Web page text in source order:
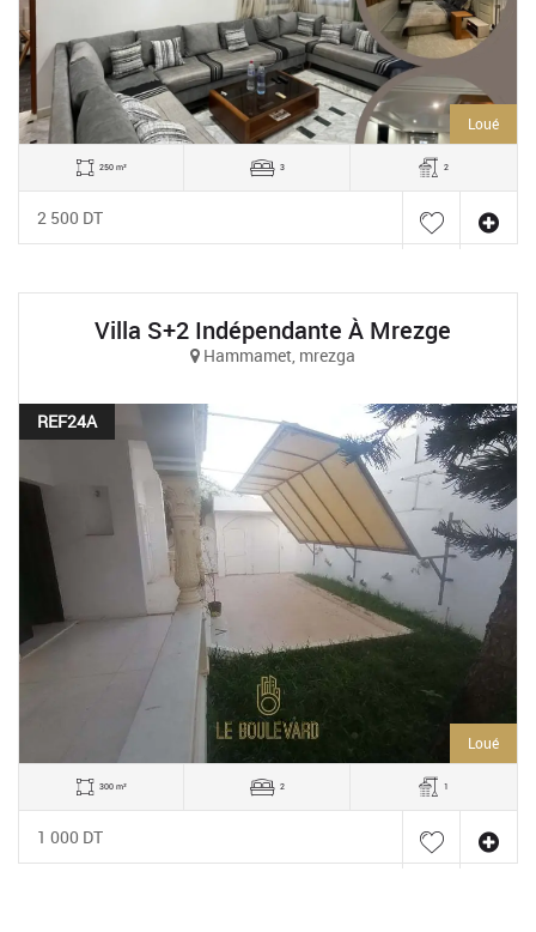
Loué
250 m² 3 2
2 500 DT
Villa S+2 Indépendante À Mrezge
Hammamet, mrezga
REF24A
Loué
300 m² 2 1
1 000 DT